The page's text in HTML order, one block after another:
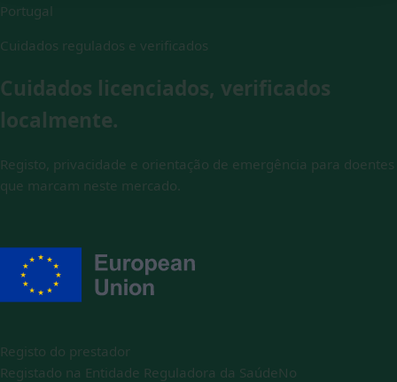
Portugal
Cuidados regulados e verificados
Cuidados licenciados, verificados
localmente.
Registo, privacidade e orientação de emergência para doentes
que marcam neste mercado.
Registo do prestador
Registado na Entidade Reguladora da Saúde No